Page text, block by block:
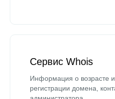
Сервис Whois
Информация о возрасте и
регистрации домена,